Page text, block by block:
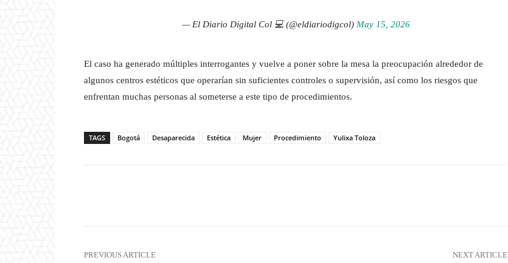
— El Diario Digital Col 💻 (@eldiariodigcol) May 15, 2026
El caso ha generado múltiples interrogantes y vuelve a poner sobre la mesa la preocupación alrededor de
algunos centros estéticos que operarían sin suficientes controles o supervisión, así como los riesgos que
enfrentan muchas personas al someterse a este tipo de procedimientos.
TAGS Bogotá Desaparecida Estética Mujer Procedimiento Yulixa Toloza
PREVIOUS ARTICLE NEXT ARTICLE